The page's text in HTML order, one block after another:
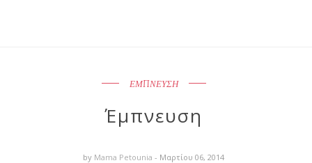
ΕΜΠΝΕΥΣΗ
Έμπνευση
by Mama Petounia- Μαρτίου 06, 2014